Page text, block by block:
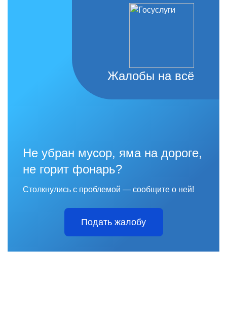
Жалобы на всё
Не убран мусор, яма на дороге,
не горит фонарь?
Столкнулись с проблемой — сообщите о ней!
Подать жалобу